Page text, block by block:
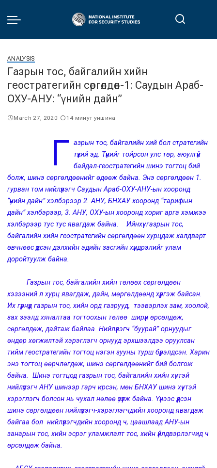
ANALYSIS
Газрын тос, байгалийн хийн
геостратегийн сөргөлдөөн-1: Саудын Араб-
ОХУ-АНУ: “үнийн дайн”
March 27, 2020 14 минут уншина
Г азрын тос, байгалийн хий бол стратегийн
түүхий эд. Түүнийг тойрсон улс төр, аюулгүй
байдал-геостратегийн шинэ тогтоц бий
болж, шинэ сөргөлдөөнийг өдөөж байна. Энэ сөргөлдөөн 1.
гурван том нийлүүлэгч Саудын Араб-ОХУ-АНУ-ын хооронд
“үнийн дайн” хэлбэрээр 2. АНУ, БНХАУ хооронд “тарифын
дайн” хэлбэрээр, 3. АНУ, ОХУ-ын хооронд хориг арга хэмжээ
хэлбэрээр тус тус явагдаж байна. Ийнхүү газрын тос,
байгалийн хийн геостратегийн сөргөлдөөн хурцдаж халдварт
өвчнөөс үүдсэн дэлхийн эдийн засгийн хүндрэлийг улам
доройтуулж байна.
Газрын тос, байгалийн хийн төлөөх сөргөлдөөн
хэзээний л хурц явагдаж, дайн, мөргөлдөөнд хүргэж байсан.
Их гүрнүүд газрын тос, хийн орд газрууд, тээвэрлэх зам, хоолой,
зах зээлд хяналтаа тогтоохын төлөө ширүүн өрсөлдөж,
сөргөлдөж, дайтаж байлаа. Нийлүүлэгч “буурай” орнуудыг
өндөр хөгжилтэй хэрэглэгч орнууд эрхшээлдээ оруулсан
тийм геостратегийн тогтоц нэгэн зууны турш бүрэлдсэн. Харин
энэ тогтоц өөрчлөгдөж, шинэ сөргөлдөөнийг бий болгож
байна. Шинэ тогтцод газрын тос, байгалийн хийн хүчтэй
нийлүүлэгч АНУ шинээр гарч ирсэн, мөн БНХАУ шинэ хүчтэй
хэрэглэгч болсон нь чухал нөлөө үзүүлж байна. Үүнээс үүдсэн
шинэ сөргөлдөөн нийлүүлэгч-хэрэглэгчдийн хооронд явагдаж
байгаа бол нийлүүлэгчдийн хооронд ч, цаашлаад АНУ-ын
занарын тос, хийн эсрэг уламжлалт тос, хийн үйлдвэрлэгчид ч
өрсөлдөж байна.